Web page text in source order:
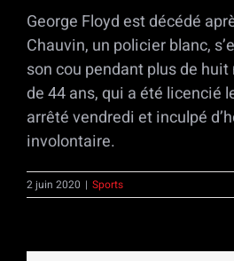
George Floyd est décédé
Chauvin, un policier blanc,
son cou pendant plus de
de 44 ans, qui a été licencié
arrêté vendredi et inculpé
involontaire.
2 juin 2020 | Sports